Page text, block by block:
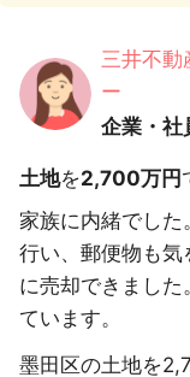
三井不動
ー
企業・社
土地を2,700万円
家族に内緒でし
行い、郵便物も
に売却できまし
ています。
墨田区の土地を